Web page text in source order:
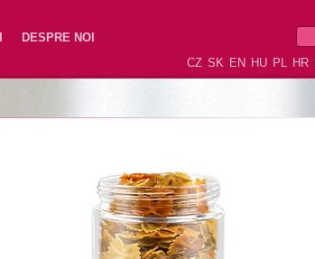
DESPRE NOI
CZ SK EN HU PL HR